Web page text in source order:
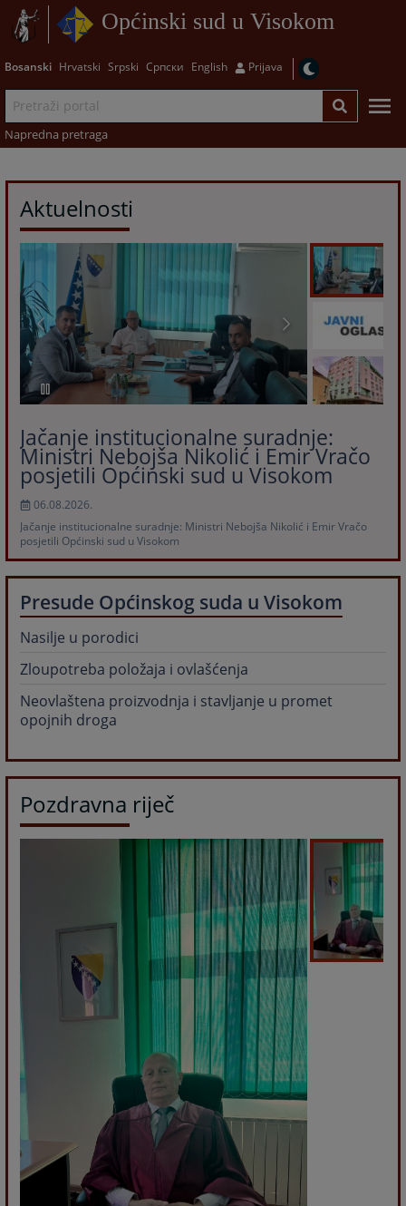
Općinski sud u Visokom
Bosanski Hrvatski Srpski Српски English Prijava
Napredna pretraga
Aktuelnosti
Jačanje institucionalne suradnje:
Ministri Nebojša Nikolić i Emir Vračo
posjetili Općinski sud u Visokom
06.08.2026.
Jačanje institucionalne suradnje: Ministri Nebojša Nikolić i Emir Vračo
posjetili Općinski sud u Visokom
Presude Općinskog suda u Visokom
Nasilje u porodici
Zloupotreba položaja i ovlašćenja
Neovlaštena proizvodnja i stavljanje u promet
opojnih droga
Pozdravna riječ